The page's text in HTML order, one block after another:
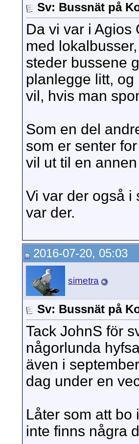
Sv: Bussnät på
Da vi var i Agios
med
steder bussene
planlegge litt,
vil, hvis man
Som en del
som er senter
vil ut til en
Vi var der også
var der.
2016-07-20, 05:03
simetra
Sv: Bussnät på
Tack JohnS för
någorlunda
även i
dag under en
Låter som att bo
inte finns några